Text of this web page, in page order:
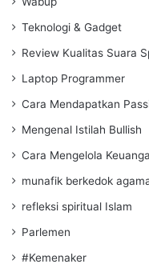
Teknologi & Gadget
Review Kualitas Suara
Laptop Programmer
Cara Mendapatkan
Mengenal Istilah Bullish
Cara Mengelola
munafik berkedok
refleksi spiritual Islam
Parlemen
#Kemenaker